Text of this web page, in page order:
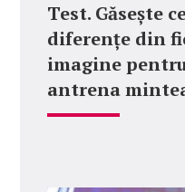
Test. Găsește
diferențe din
imagine
antrena